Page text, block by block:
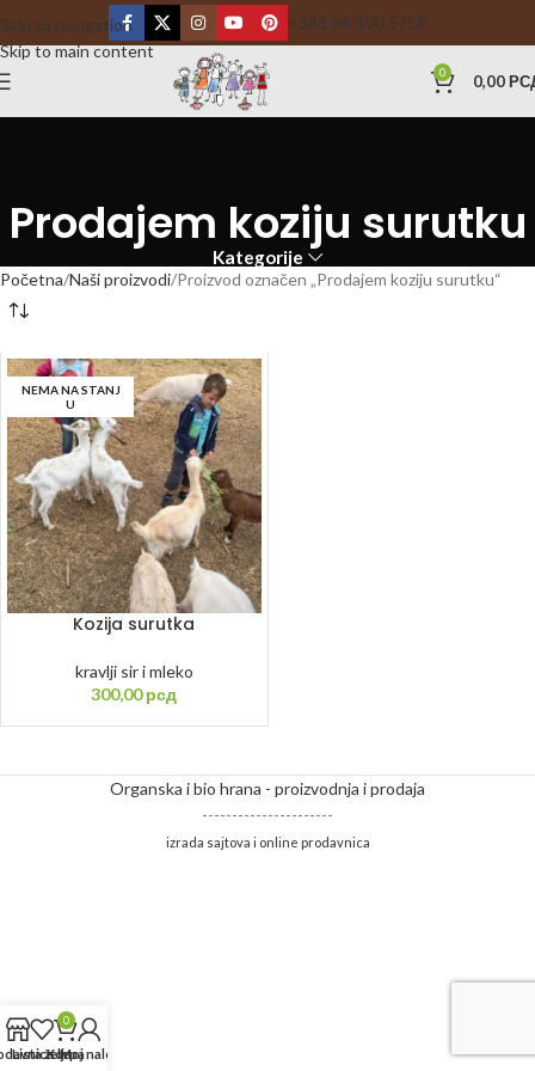
Skip to navigation
Skip to main content
+381 64/100 5758
0 0,00
Prodajem koziju surutku
Kategorije
Početna Naši proizvodi Proizvod označen „Prodajem koziju surutku“
NEMA NA STANJ
U
Kozija surutka
kravlji sir i mleko
300,00рсд
Organska i bio hrana - proizvodnja i prodaja
----------------------
izrada sajtova i online prodavnica
Lista želja
0
Korpa
Moj nalog